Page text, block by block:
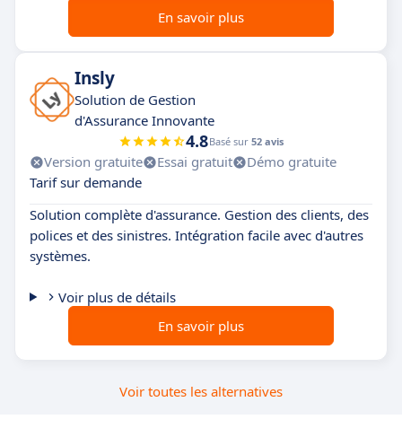
En savoir plus
Insly
Solution de Gestion
d'Assurance Innovante
4.8Basé sur 52 avis
Version gratuite Essai gratuit
Démo gratuite
Tarif sur demande
Solution complète d'assurance. Gestion des clients, des
polices et des sinistres. Intégration facile avec d'autres
systèmes.
Voir plus de détails
En savoir plus
Voir toutes les alternatives